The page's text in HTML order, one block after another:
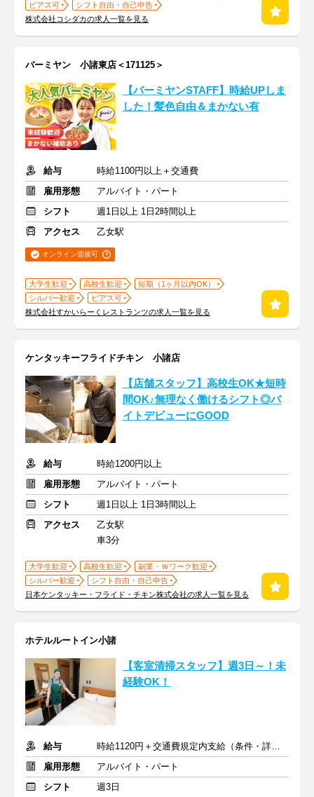
ピアス可
シフト自由・自己申告
株式会社コシダカの求人一覧を見る
バーミヤン 小諸東店＜171125＞
【バーミヤンSTAFF】時給UPしま
した！髪色自由＆まかない有
給与
時給1100円以上＋交通費
雇用形態
アルバイト・パート
シフト
週1日以上 1日2時間以上
アクセス
乙女駅
オンライン面接可
大学生歓迎 高校生歓迎
短期（1ヶ月以内OK）
シルバー歓迎
ピアス可
株式会社すかいらーくレストランツの求人一覧を見る
ケンタッキーフライドチキン 小諸店
【店舗スタッフ】高校生OK★短時
間OK♪無理なく働けるシフト◎バ
イトデビューにGOOD
給与
時給1200円以上
雇用形態
アルバイト・パート
シフト
週1日以上 1日3時間以上
アクセス
乙女駅
車3分
大学生歓迎 高校生歓迎
副業・Ｗワーク歓迎
シルバー歓迎
シフト自由・自己申告
日本ケンタッキー・フライド・チキン株式会社の求人一覧を見る
ホテルルートイン小諸
【客室清掃スタッフ】週3日～！未
経験OK！
給与
時給1120円＋交通費規定内支給（条件・詳細は面接にて）
雇用形態
アルバイト・パート
シフト
週3日